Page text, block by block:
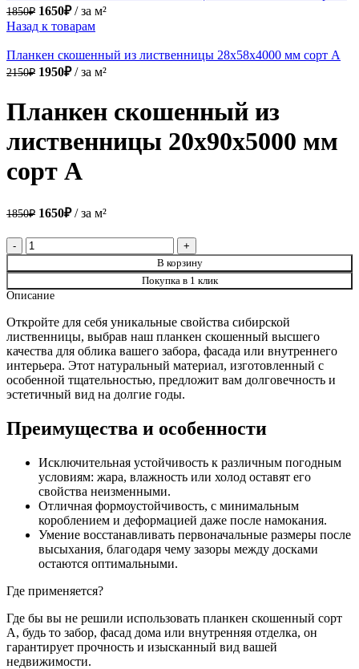
1850₽ 1850₽.
1650₽1650₽.
за м²
Назад к товарам
Планкен скошенный из лиственницы 28х58х4000 мм сорт А
2150₽ 2150₽.
1950₽1950₽.
за м²
Планкен скошенный из
лиственницы 20х90х5000 мм
сорт А
1850₽ 1850₽.
1650₽1650₽.
за м²
Количество
товара
Планкен
скошенный
из
лиственницы
20х90х5000
мм
сорт
А
В корзину
Покупка в 1 клик
Описание
Откройте для себя уникальные свойства сибирской
лиственницы, выбрав наш планкен скошенный высшего
качества для облика вашего забора, фасада или внутреннего
интерьера. Этот натуральный материал, изготовленный с
особенной тщательностью, предложит вам долговечность и
эстетичный вид на долгие годы.
Преимущества и особенности
Исключительная устойчивость к различным погодным
условиям: жара, влажность или холод оставят его
свойства неизменными.
Отличная формоустойчивость, с минимальным
короблением и деформацией даже после намокания.
Умение восстанавливать первоначальные размеры после
высыхания, благодаря чему зазоры между досками
остаются оптимальными.
Где применяется?
Где бы вы не решили использовать планкен скошенный сорт
А, будь то забор, фасад дома или внутренняя отделка, он
гарантирует прочность и изысканный вид вашей
недвижимости.